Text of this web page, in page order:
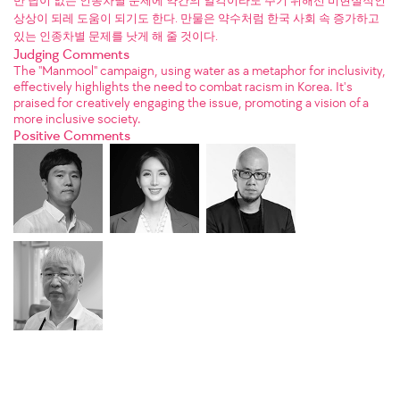
상상이 되레 도움이 되기도 한다. 만물은 약수처럼 한국 사회 속 증가하고
있는 인종차별 문제를 낫게 해 줄 것이다.
Judging Comments
The "Manmool" campaign, using water as a metaphor for inclusivity,
effectively highlights the need to combat racism in Korea. It's
praised for creatively engaging the issue, promoting a vision of a
more inclusive society.
Positive Comments